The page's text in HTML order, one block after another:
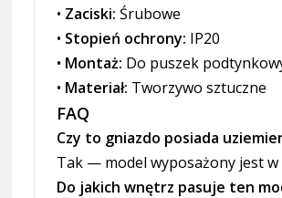
• Zaciski: Śrubowe
• Stopień ochrony: IP20
• Montaż: Do puszek
• Materiał: Tworzywo sztuczne
FAQ
Czy to gniazdo posiada
Tak — model wyposażony jest
Do jakich wnętrz pasuje ten